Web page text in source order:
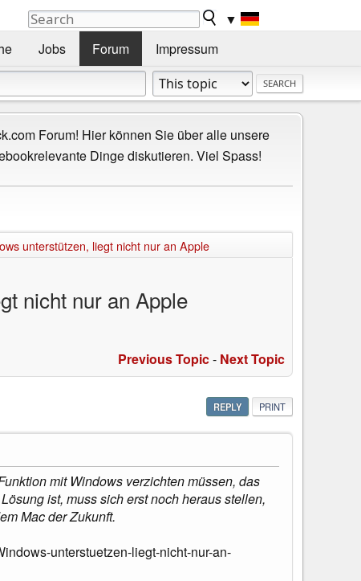
▼
Jobs Forum Impressum
Forum! Hier können Sie über alle unsere
Dinge diskutieren. Viel Spass!
unterstützen, liegt nicht nur an Apple
nicht nur an Apple
Previous Topic- Next Topic
REPLY PRINT
mit Windows verzichten müssen, das
ist, muss sich erst noch heraus stellen,
Mac der Zukunft.
unterstuetzen-liegt-nicht-nur-an-